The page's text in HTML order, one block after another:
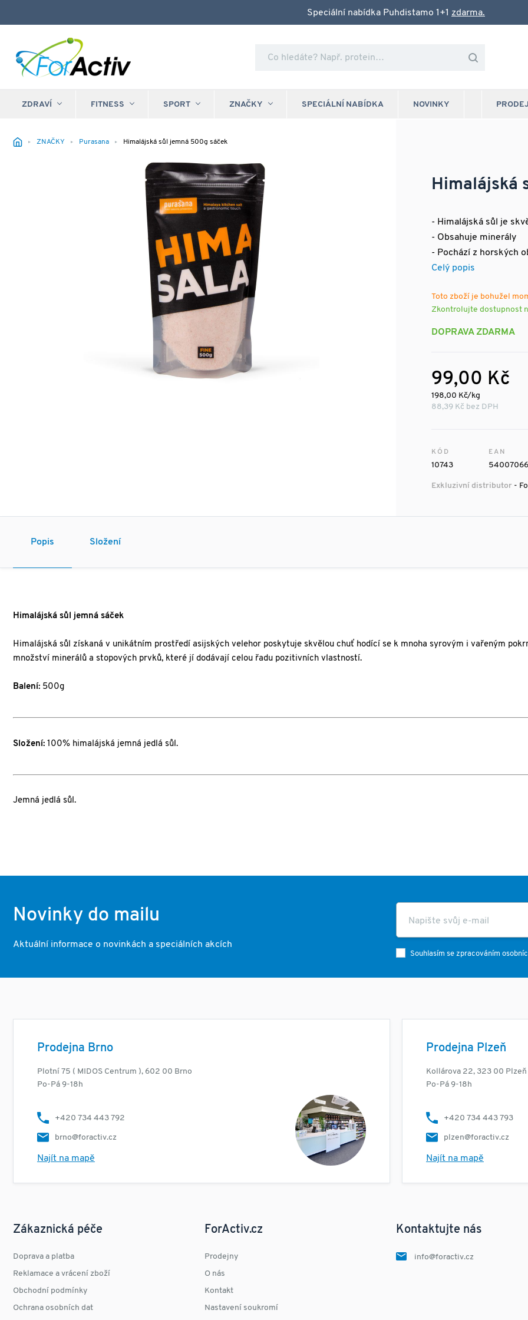
Speciální nabídka Puhdistamo 1+1 zdarma.
ZDRAVÍ FITNESS SPORT ZNAČKY SPECIÁLNÍ NABÍDKA NOVINKY
ZNAČKY Purasana Himalájská sůl jemná 500g sáček
Himalájská
- Himalájská sůl je
- Obsahuje minerály
- Pochází z horských
Celý popis
Toto zboží je bohužel
Zkontrolujte dostupnost
DOPRAVA ZDARMA
99,00 Kč
198,00 Kč/kg
88,39 Kč bez DPH
KÓD
10743
EAN
Exkluzivní distributor -
Popis Složení
Himalájská sůl jemná sáček
Himalájská sůl získaná v unikátním prostředí asijských velehor poskytuje skvělou chuť hodící se k mnoha syrovým i vařeným
množství minerálů a stopových prvků, které jí dodávají celou řadu pozitivních vlastností.
Balení: 500g
Složení: 100% himalájská jemná jedlá sůl.
Jemná jedlá sůl.
Novinky do mailu
Aktuální informace o novinkách a speciálních akcích
Souhlasím se zpracováním
Prodejna Brno
Plotní 75 ( MIDOS Centrum ), 602 00 Brno
Po-Pá 9-18h
+420 734 443 792
brno@foractiv.cz
Najít na mapě
Prodejna Plzeň
Kollárova 22, 323 00 Plzeň
Po-Pá 9-18h
+420 734 443 793
plzen@foractiv.cz
Najít na mapě
Zákaznická péče
Doprava a platba
Reklamace a vrácení zboží
Obchodní podmínky
Ochrana osobních dat
ForActiv.cz
Prodejny
O nás
Kontakt
Nastavení soukromí
Kontaktujte nás
info@foractiv.cz